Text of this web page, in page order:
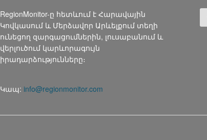
RegionMonitor-ը հետևում է Հարավային
Կովկասում և Մերձավոր Արևելքում տեղի
ունեցող զարգացումներին, լուսաբանում և
վերլուծում կարևորագույն
իրադարձությունները։
Կապ: info@regionmonitor.com